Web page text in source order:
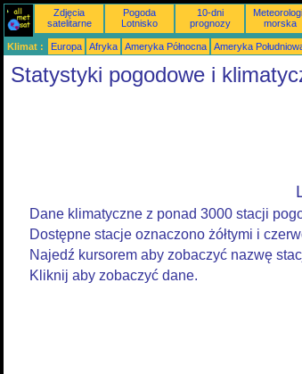
Zdjęcia
satelitarne
Pogoda
Lotnisko
10-dni
prognozy
morska
Klimat : Europa Afryka Ameryka Północna Ameryka
Statystyki pogodowe i
Dane klimatyczne z ponad 3000 stacji
Dostępne stacje oznaczono żółtymi i
Najedź kursorem aby zobaczyć nazwę
Kliknij aby zobaczyć dane.